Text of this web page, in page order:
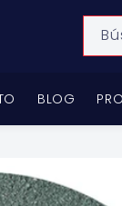
BLOG